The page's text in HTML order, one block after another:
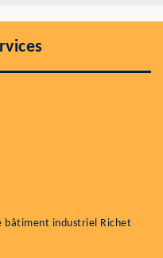
bâtiment industriel Richet
préserver sa
couverture et facade